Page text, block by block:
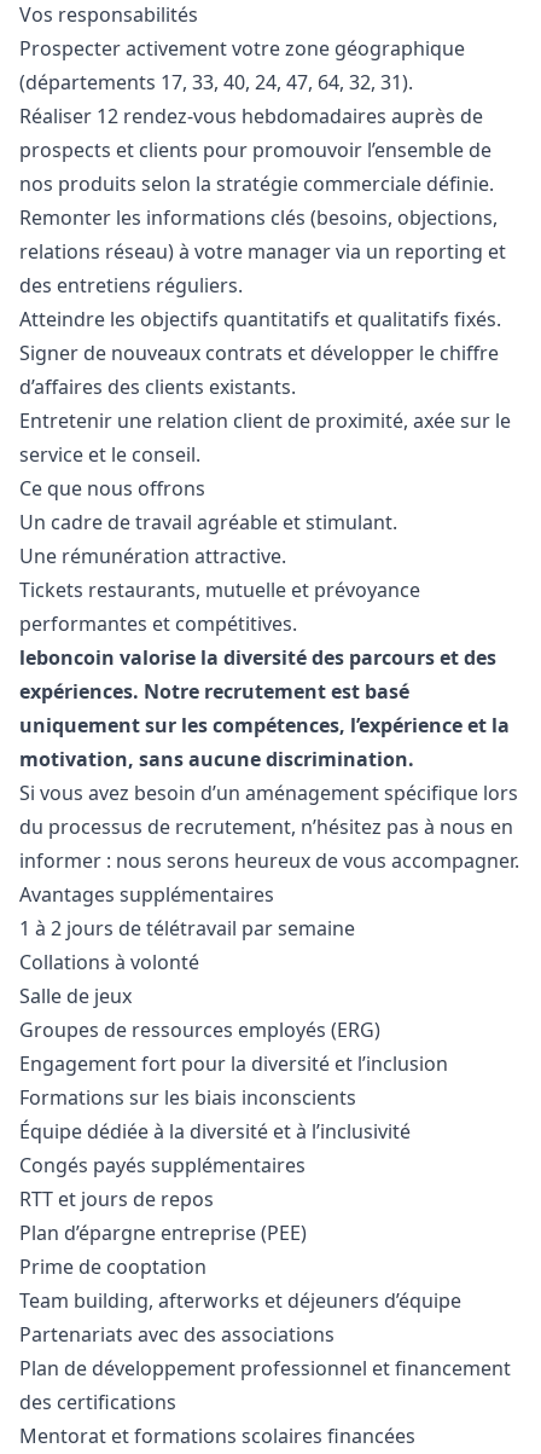
Vos responsabilités
Prospecter activement votre zone géographique
(départements 17, 33, 40, 24, 47, 64, 32, 31).
Réaliser 12 rendez-vous hebdomadaires auprès de
prospects et clients pour promouvoir l’ensemble de
nos produits selon la stratégie commerciale définie.
Remonter les informations clés (besoins, objections,
relations réseau) à votre managervia un reporting et
des entretiens réguliers.
Atteindre les objectifs quantitatifs et qualitatifs fixés.
Signer de nouveaux contrats et développer le chiffre
d’affaires des clients existants.
Entretenir une relation client de proximité, axée sur le
service et le conseil.
Ce que nous offrons
Un cadre de travail agréable et stimulant.
Une rémunération attractive.
Tickets restaurants, mutuelle et prévoyance
performantes et compétitives.
leboncoin valorise la diversité des parcours et des
expériences. Notre recrutement est basé
uniquement sur les compétences, l’expérience et la
motivation, sans aucune discrimination.
Si vous avez besoin d’un aménagement spécifique lors
du processus de recrutement, n’hésitez pas à nous en
informer : nous serons heureux de vous accompagner.
Avantages supplémentaires
1 à 2 jours de télétravail par semaine
Collations à volonté
Salle de jeux
Groupes de ressources employés (ERG)
Engagement fort pour la diversité et l’inclusion
Formations sur les biais inconscients
Équipe dédiée à la diversité et à l’inclusivité
Congés payés supplémentaires
RTT et jours de repos
Plan d’épargne entreprise (PEE)
Prime de cooptation
Team building, afterworks et déjeuners d’équipe
Partenariats avec des associations
Plan de développement professionnel et financement
des certifications
Mentorat et formations scolaires financées